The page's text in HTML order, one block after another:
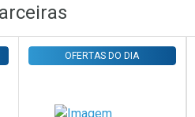
FECHAR
FECHAR
Por Menos
OFERTAS DO DIA